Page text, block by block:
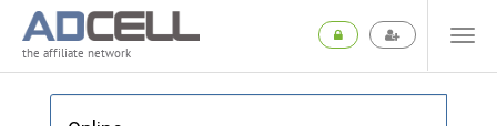
the affiliate network